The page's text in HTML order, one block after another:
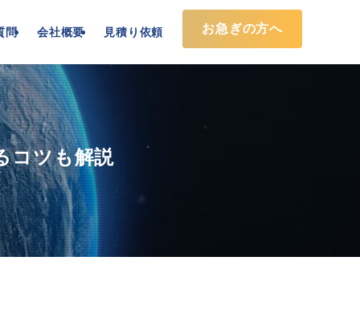
問 会社概要 見積り依頼 お急ぎの方へ
コツも解説